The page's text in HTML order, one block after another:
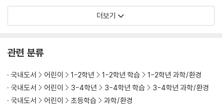
더보기
관련 분류
국내도서 어린이 1-2학년 1-2학년 학습
1-2학년 과학/환경
국내도서
어린이 3-4학년 3-4학년 학습
3-4학년 과학/환경
국내도서
어린이 초등학습 과학/환경